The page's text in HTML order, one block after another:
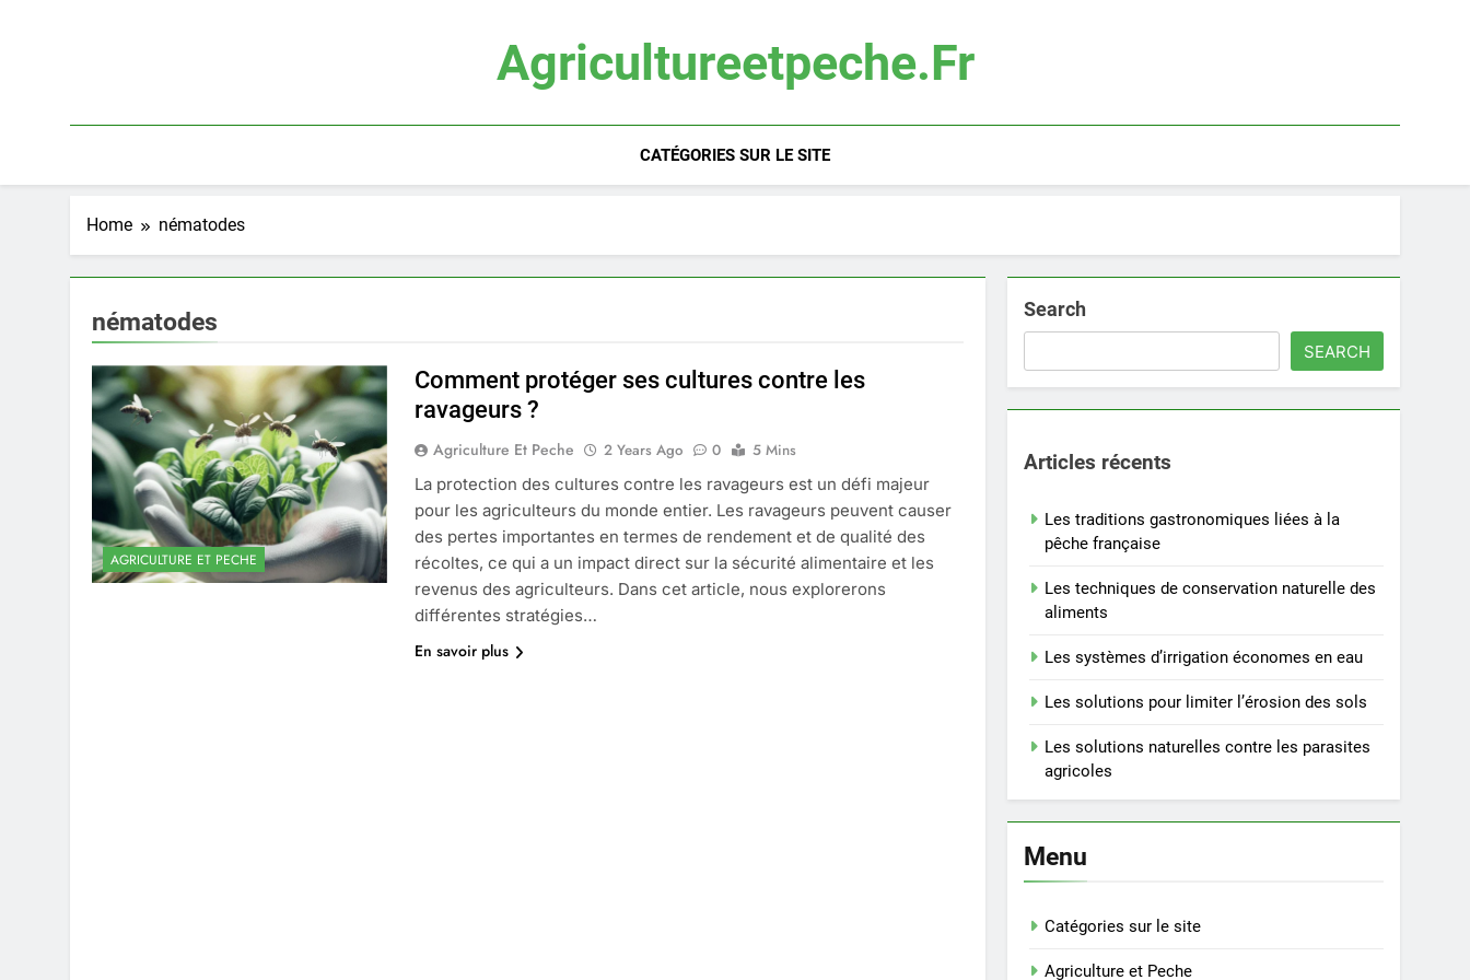
Agricultureetpeche.fr
CATÉGORIES SUR LE SITE
Home nématodes
nématodes
AGRICULTURE ET PECHE
Comment protéger ses cultures contre les
ravageurs ?
Agriculture Et Peche 2 Years Ago 0
5 Mins
La protection des cultures contre les ravageurs est un défi majeur
pour les agriculteurs du monde entier. Les ravageurs peuvent causer
des pertes importantes en termes de rendement et de qualité des
récoltes, ce qui a un impact direct sur la sécurité alimentaire et les
revenus des agriculteurs. Dans cet article, nous explorerons
différentes stratégies…
En savoir plus
Search
SEARCH
Articles récents
Les traditions gastronomiques liées à la
pêche française
Les techniques de conservation naturelle des
aliments
Les systèmes d’irrigation économes en eau
Les solutions pour limiter l’érosion des sols
Les solutions naturelles contre les parasites
agricoles
Menu
Catégories sur le site
Agriculture et Peche